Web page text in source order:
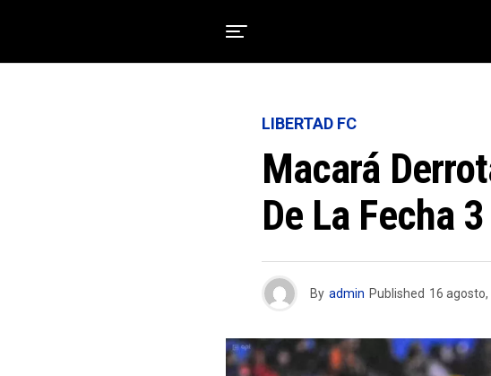
LIBERTAD FC
Macará
De La Fecha
By admin Published 16